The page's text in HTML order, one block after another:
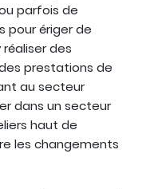
parfois de
pour ériger de
des
prestations de
au secteur
dans un secteur
haut de
les changements